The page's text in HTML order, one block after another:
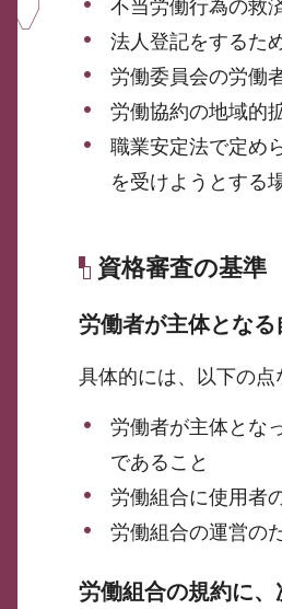
不当労働行為の救
法人登記をするた
労働委員会の労働
労働協約の地域的
職業安定法で定め
を受けようとする
資格審査の基準
労働者が主体となる
具体的には、以下の点
労働者が主体とな
であること
労働組合に使用者
労働組合の運営の
労働組合の規約に、